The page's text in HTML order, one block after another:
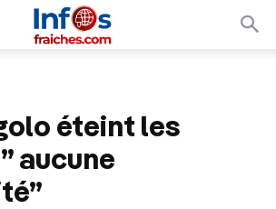
éteint les
aucune